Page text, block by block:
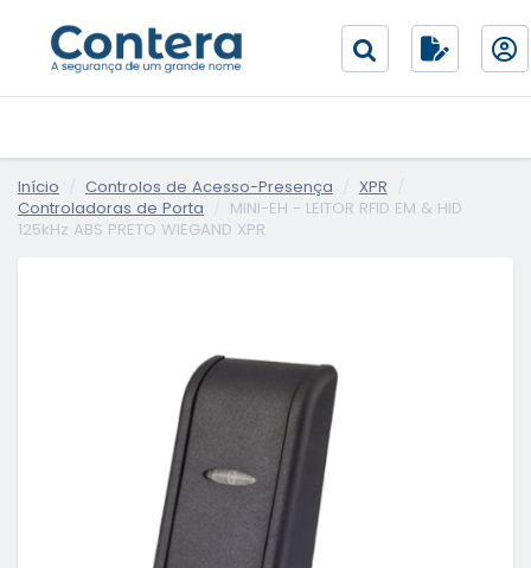
Início Controlos de Acesso-Presença
XPR
Controladoras de Porta
MINI-EH - LEITOR RFID EM & HID
125kHz ABS PRETO WIEGAND XPR